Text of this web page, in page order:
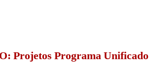
Projetos Programa Unificado